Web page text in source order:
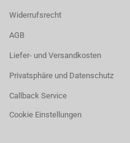
Widerrufsrecht
AGB
Liefer- und Versandkosten
Privatsphäre und Datenschutz
Callback Service
Cookie Einstellungen